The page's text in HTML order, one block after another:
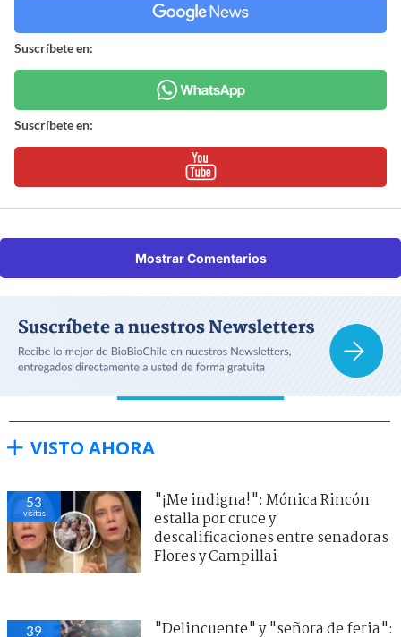
Suscríbete en:
Suscríbete en:
Mostrar Comentarios
VISTO AHORA
53
visitas
"¡Me indigna!": Mónica Rincón
estalla por cruce y
descalificaciones entre senadoras
Flores y Campillai
39
"Delincuente" y "señora de feria":